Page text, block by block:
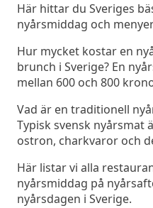
Här hittar du Sveriges
nyårsmiddag och
Hur mycket kostar en
brunch i Sverige? En
mellan 600 och 800
Vad är en traditionell
Typisk svensk nyårsmat
ostron, charkvaror och
Här listar vi alla
nyårsmiddag på
nyårsdagen i Sverige.